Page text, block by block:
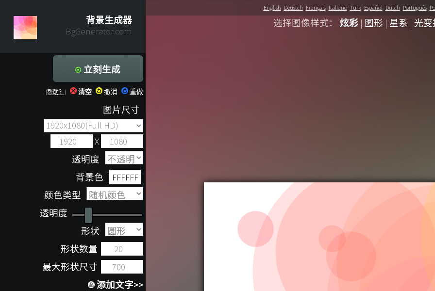
背景生成器
BgGenerator.com
立刻生成
[帮助？] 清空 撤消 重做
图片尺寸
X
透明度
背景色 |
|
颜色类型
透明度
形状
形状数量
最大形状尺寸
添加文字>>
English Deustch Français Italiano Türk Español Dutch Português
选择图像样式： 炫彩| 图形 | 星系 | 光变